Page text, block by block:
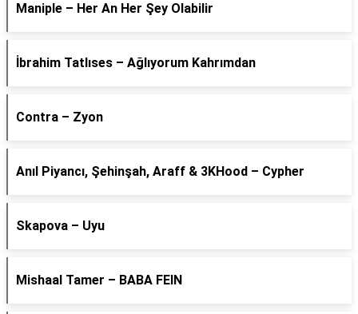
Maniple – Her An Her Şey Olabilir
İbrahim Tatlıses – Ağlıyorum Kahrımdan
Contra – Zyon
Anıl Piyancı, Şehinşah, Araff & 3KHood – Cypher
Skapova – Uyu
Mishaal Tamer – BABA FEIN